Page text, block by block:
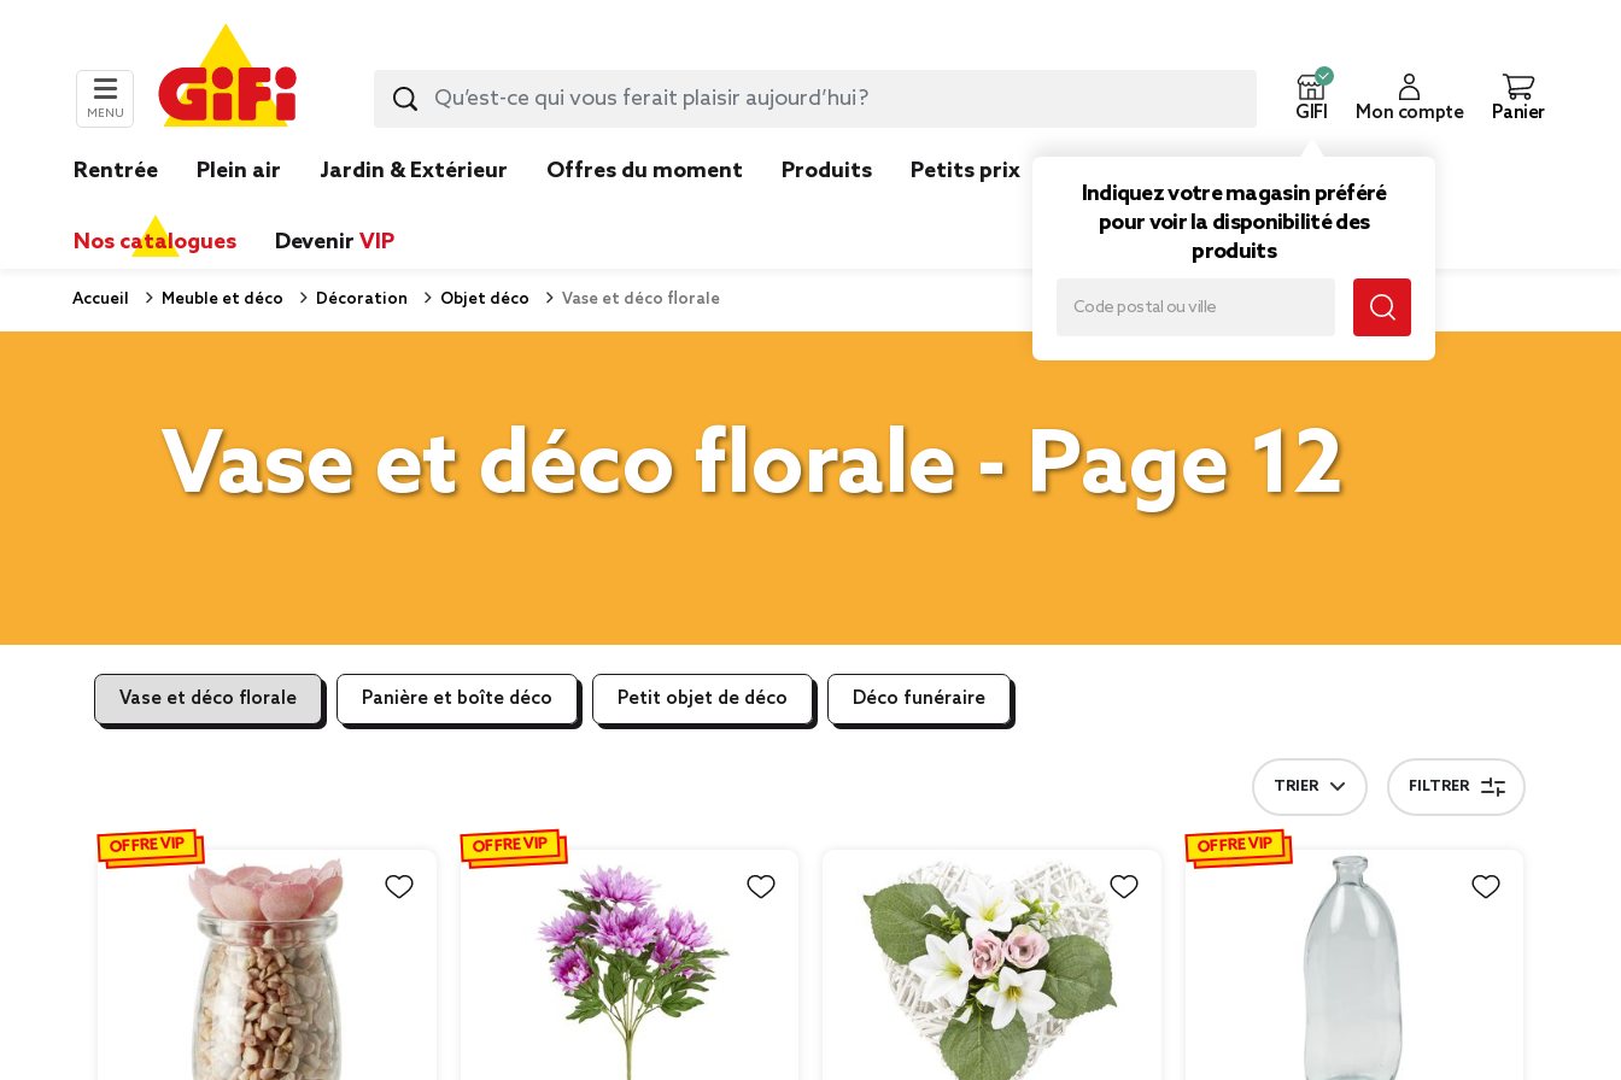
MENU GIFI
Indiquez votre magasin préféré
pour voir la disponibilité des
produits
Mon compte Panier
Rentrée Plein air Jardin & Extérieur Offres du moment Produits Petits prix
Nos catalogues Devenir VIP
Accueil Meuble et déco Décoration Objet déco Vase et déco florale
Vase et déco florale - Page 12
Vase et déco florale Panière et boîte déco Petit objet de déco Déco funéraire
TRIER FILTRER
OFFRE VIP OFFRE VIP OFFRE VIP